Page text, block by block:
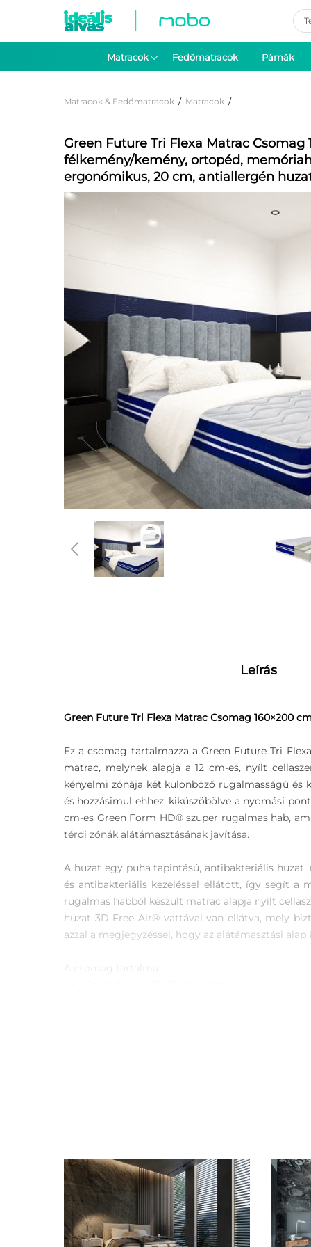
Matracok Fedőmatracok Párnák
Matracok & Fedőmatracok / Matracok /
Green Future Tri Flexa Matrac Csomag
félkemény/kemény, ortopéd,
ergonómikus, 20 cm, antiallergén
Leírás
Green Future Tri Flexa Matrac Csomag 160×200
Ez a csomag tartalmazza a Green Future Tri
matrac, melynek alapja a 12 cm-es, nyílt
kényelmi zónája két különböző rugalmasságú
és hozzásimul ehhez, kiküszöbölve a nyomási
cm-es Green Form HD® szuper rugalmas hab,
térdi zónák alátámasztásának javítása.
A huzat egy puha tapintású, antibakteriális
és antibakteriális kezeléssel ellátott, így segít a
rugalmas habból készült matrac alapja nyílt
huzat 3D Free Air® vattával van ellátva, mely
azzal a megjegyzéssel, hogy az alátámasztási
A matrac szélessége: 160 cm
A matrac hossza: 200 cm
A matrac magassága: 20 cm (+/- 1 cm)
Keménység: közepes / kemény
Maximális ajánlott testsúly / fő: 100 kg